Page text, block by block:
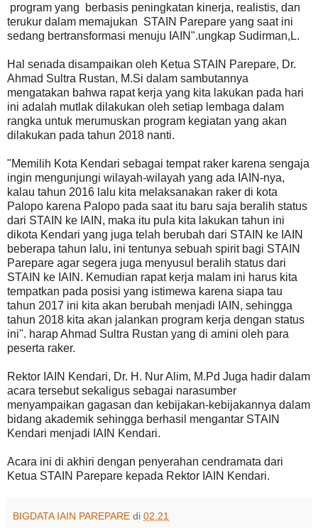
program yang berbasis peningkatan kinerja, realistis, dan
terukur dalam memajukan STAIN Parepare yang saat ini
sedang bertransformasi menuju IAIN".ungkap Sudirman,L.
Hal senada disampaikan oleh Ketua STAIN Parepare, Dr.
Ahmad Sultra Rustan, M.Si dalam sambutannya
mengatakan bahwa rapat kerja yang kita lakukan pada hari
ini adalah mutlak dilakukan oleh setiap lembaga dalam
rangka untuk merumuskan program kegiatan yang akan
dilakukan pada tahun 2018 nanti.
"Memilih Kota Kendari sebagai tempat raker karena sengaja
ingin mengunjungi wilayah-wilayah yang ada IAIN-nya,
kalau tahun 2016 lalu kita melaksanakan raker di kota
Palopo karena Palopo pada saat itu baru saja beralih status
dari STAIN ke IAIN, maka itu pula kita lakukan tahun ini
dikota Kendari yang juga telah berubah dari STAIN ke IAIN
beberapa tahun lalu, ini tentunya sebuah spirit bagi STAIN
Parepare agar segera juga menyusul beralih status dari
STAIN ke IAIN. Kemudian rapat kerja malam ini harus kita
tempatkan pada posisi yang istimewa karena siapa tau
tahun 2017 ini kita akan berubah menjadi IAIN, sehingga
tahun 2018 kita akan jalankan program kerja dengan status
ini". harap Ahmad Sultra Rustan yang di amini oleh para
peserta raker.
Rektor IAIN Kendari, Dr. H. Nur Alim, M.Pd Juga hadir dalam
acara tersebut sekaligus sebagai narasumber
menyampaikan gagasan dan kebijakan-kebijakannya dalam
bidang akademik sehingga berhasil mengantar STAIN
Kendari menjadi IAIN Kendari.
Acara ini di akhiri dengan penyerahan cendramata dari
Ketua STAIN Parepare kepada Rektor IAIN Kendari.
BIGDATA IAIN PAREPARE di 02.21